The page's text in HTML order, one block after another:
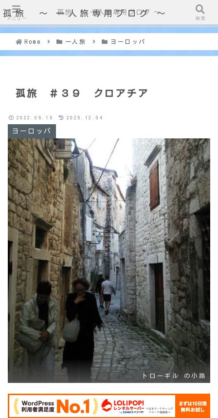
孤旅 〜 一人旅専用ブログ ～
Home 一人旅 ヨーロッパ
孤旅 ＃３９ クロアチア
ヨーロッパ
トローギル の小路
2022.05.15 2025.12.04
メニュー
孤旅 〜 一人旅専用ブログ ～
検索